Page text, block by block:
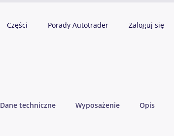
Części Porady Autotrader Zaloguj się
Dane techniczne Wyposażenie Opis